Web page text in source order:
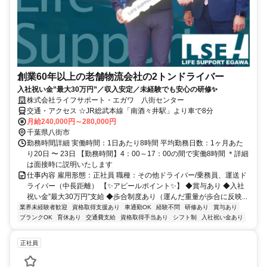
創業60年以上の老舗物流会社の2トンドライバー
入社祝い金”最大30万円”／収入安定／未経験でも安心の研修✨
株式会社ライフサポート・エガワ 八街センター
交通・アクセス ☆JR総武本線「南酒々井駅」より車で8分
月給240,000円～280,000円
千葉県八街市
勤務時間詳細 実働時間：1日あたり8時間 平均勤務日数：1ヶ月あた
り20日 〜 23日 【勤務時間】4：00～17：00の間で実働8時間 ＊詳細
は面接時に説明いたします
仕事内容 雇用形態：正社員 職種：その他ドライバー/乗務員、運送ド
ライバー（中長距離） 【✨アピールポイント✨】 ◆賞与あり ◆入社
祝い金”最大30万円”支給 ◆歩合制度あり（運んだ重量が歩合に反映...
業界未経験者歓迎 資格取得支援あり 車通勤OK 経験不問 研修あり
賞与あり
ブランクOK
育休あり 交通費支給 資格取得手当あり シフト制 入社祝い金あり
正社員